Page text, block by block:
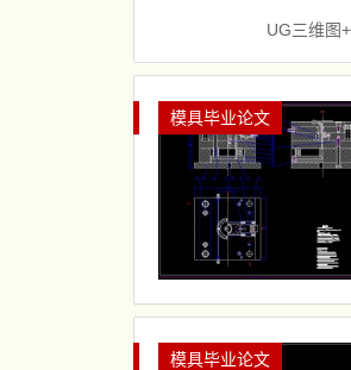
UG三维图
模具毕业论文
模具毕业论文